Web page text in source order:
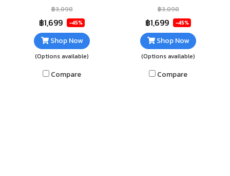
รวดเร็ว กระจกนิรภัยหนา 7mm เส
ริมฟอยกันความร้อนใต้กระจก
ทำความสะอาดง่าย
฿3,098
฿1,699 -45%
Shop Now
(Options available)
Compare
รวดเร็ว กระจกนิรภัยหนา 7mm เส
ริมฟอยกันความร้อนใต้กระจก
ทำความสะอาดง่าย
฿3,098
฿1,699 -45%
Shop Now
(Options available)
Compare